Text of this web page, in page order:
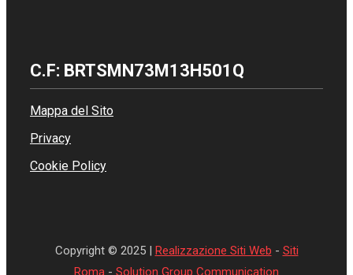
C.F: BRTSMN73M13H501Q
Mappa del Sito
Privacy
Cookie Policy
Copyright © 2025 | Realizzazione Siti Web - Siti
Roma - Solution Group Communication